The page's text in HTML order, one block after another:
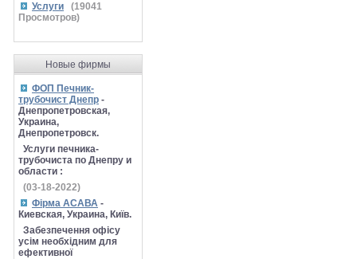
Услуги (19041
Просмотров)
Новые фирмы
ФОП Печник-
трубочист Днепр -
Днепропетровская,
Украина,
Днепропетровск.
Услуги печника-
трубочиста по Днепру и
области :
(03-18-2022)
Фірма АСАВА -
Киевская, Украина, Київ.
Забезпечення офісу
усім необхідним для
ефективної